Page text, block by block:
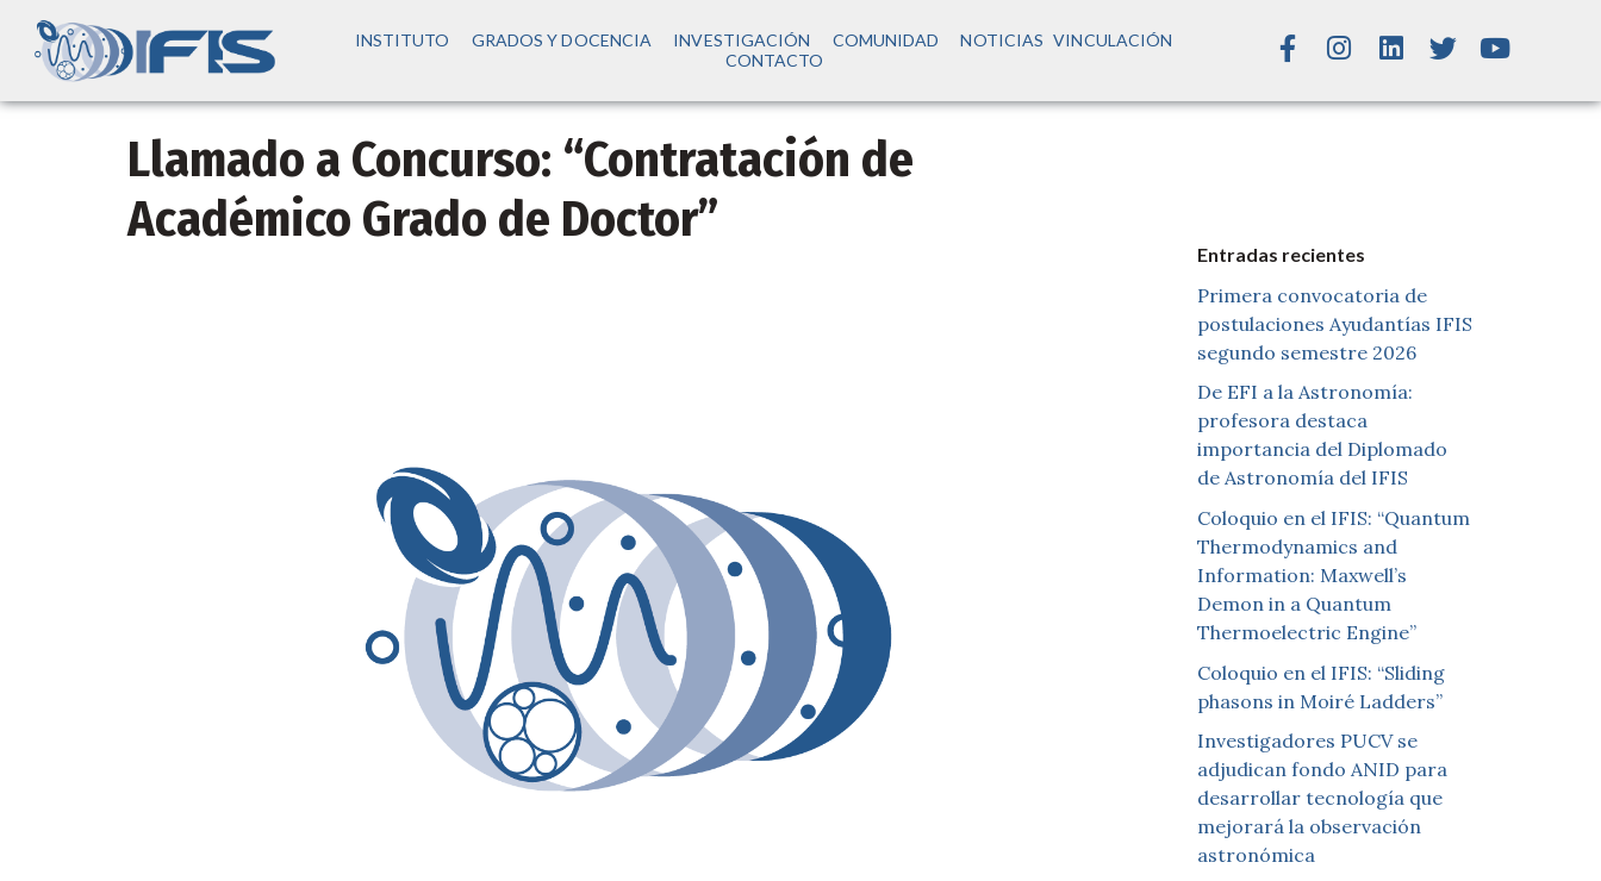
INSTITUTO GRADOS Y DOCENCIA INVESTIGACIÓN COMUNIDAD NOTICIAS VINCULACIÓN
CONTACTO
Llamado a Concurso: “Contratación de
Académico Grado de Doctor”
Entradas recientes
Primera convocatoria de
postulaciones Ayudantías IFIS
segundo semestre 2026
De EFI a la Astronomía:
profesora destaca
importancia del Diplomado
de Astronomía del IFIS
Coloquio en el IFIS: “Quantum
Thermodynamics and
Information: Maxwell’s
Demon in a Quantum
Thermoelectric Engine”
Coloquio en el IFIS: “Sliding
phasons in Moiré Ladders”
Investigadores PUCV se
adjudican fondo ANID para
desarrollar tecnología que
mejorará la observación
astronómica